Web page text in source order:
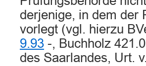
derjenige, in dem der
vorlegt (vgl. hierzu
9.93 -, Buchholz
des Saarlandes, Urt.